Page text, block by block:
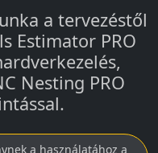
a tervezéstől
Estimator PRO
Nesting PRO
a használatához a